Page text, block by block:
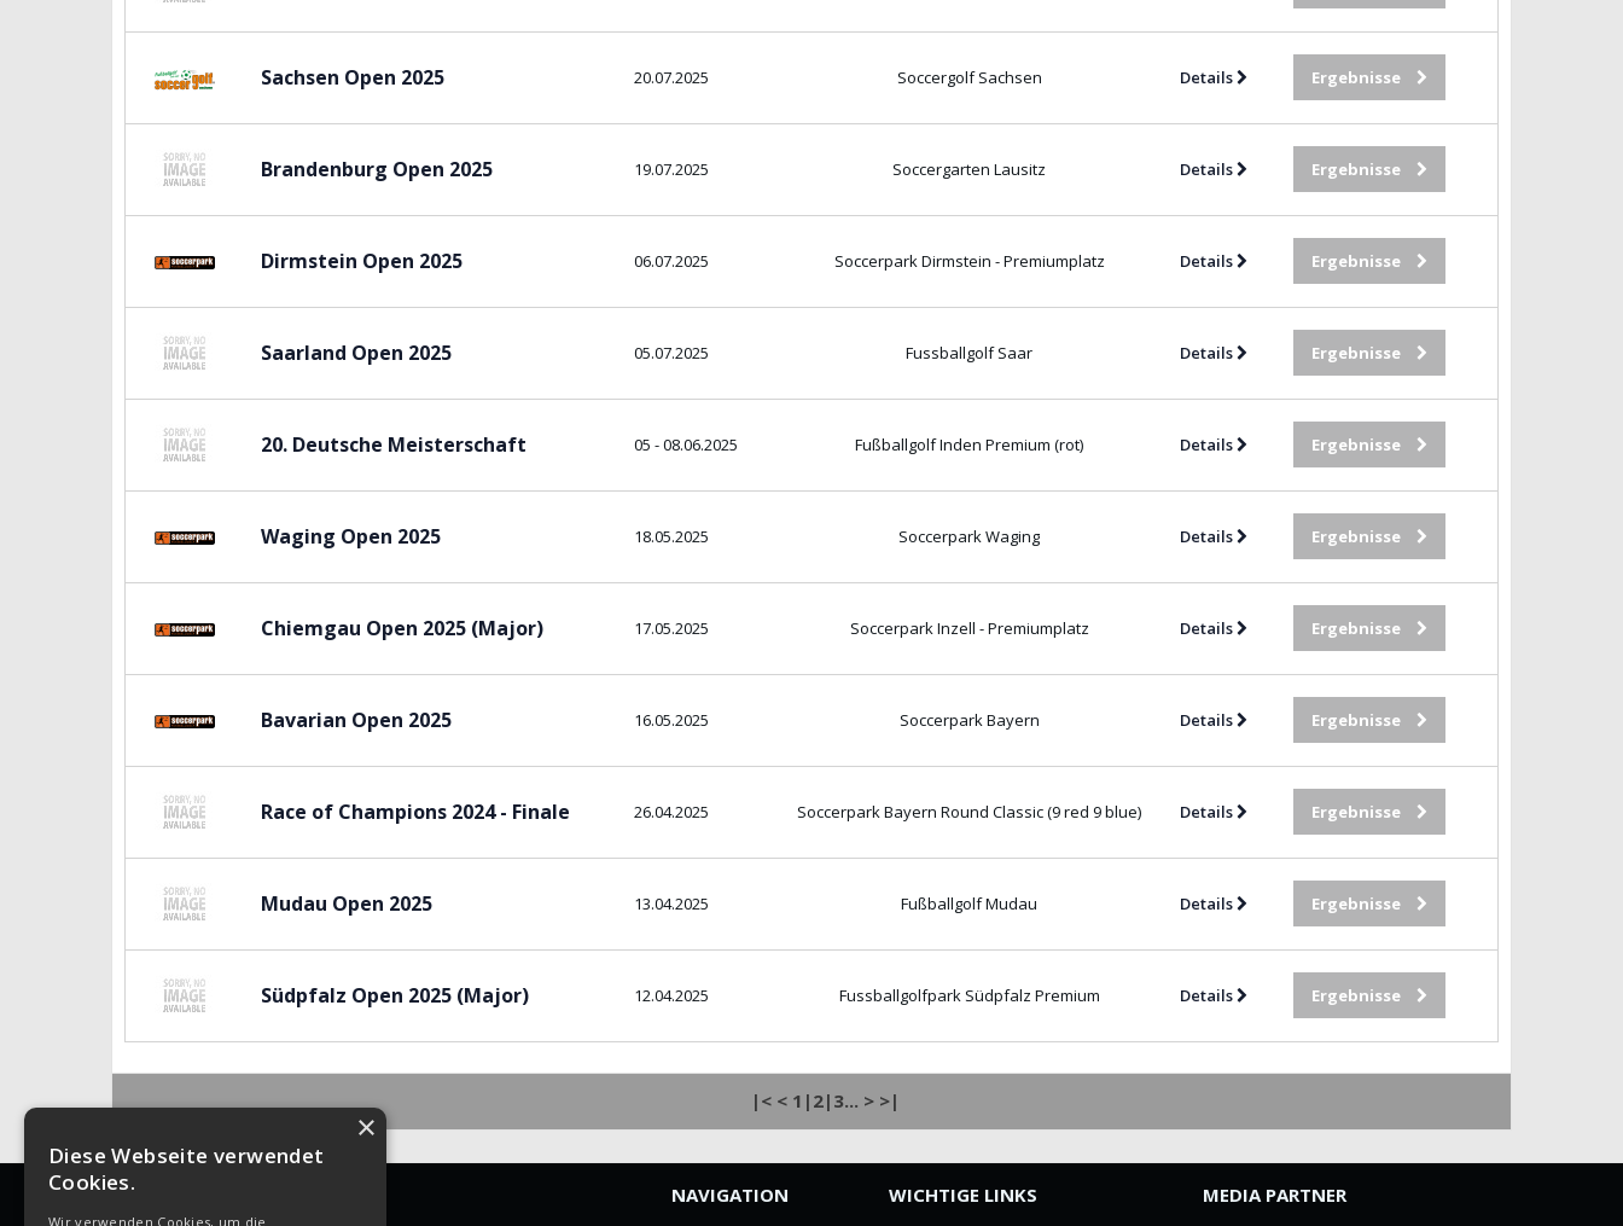
Sachsen Open 2025 20.07.2025 Soccergolf Sachsen Details Ergebnisse
Brandenburg Open 2025 19.07.2025 Soccergarten Lausitz Details Ergebnisse
Dirmstein Open 2025 06.07.2025 Soccerpark Dirmstein - Premiumplatz Details Ergebnisse
Saarland Open 2025 05.07.2025 Fussballgolf Saar Details Ergebnisse
20. Deutsche Meisterschaft 05 - 08.06.2025 Fußballgolf Inden Premium (rot) Details Ergebnisse
Waging Open 2025 18.05.2025 Soccerpark Waging Details Ergebnisse
Chiemgau Open 2025 (Major) 17.05.2025 Soccerpark Inzell - Premiumplatz Details Ergebnisse
Bavarian Open 2025 16.05.2025 Soccerpark Bayern Details Ergebnisse
Race of Champions 2024 - Finale 26.04.2025 Soccerpark Bayern Round Classic (9 red 9 blue) Details Ergebnisse
Mudau Open 2025 13.04.2025 Fußballgolf Mudau Details Ergebnisse
Südpfalz Open 2025 (Major) 12.04.2025 Fussballgolfpark Südpfalz Premium Details Ergebnisse
|< < 1 |2| 3... > >|
NAVIGATION WICHTIGE LINKS MEDIA PARTNER
×
Diese Webseite verwendet
Cookies.
Wir verwenden Cookies, um die